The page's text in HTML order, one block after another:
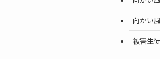
向かい
被害生